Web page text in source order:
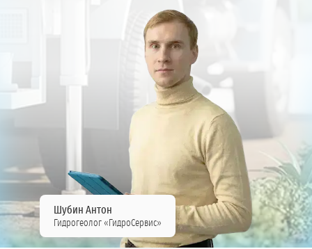
Шубин Антон
Гидрогеолог «ГидроСервис»